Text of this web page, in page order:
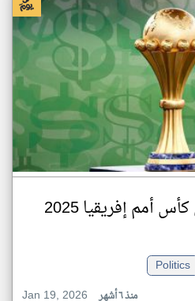
أمم إفريقيا 2025
Politics
Jan 19, 2026
منذ ٦ أشهر